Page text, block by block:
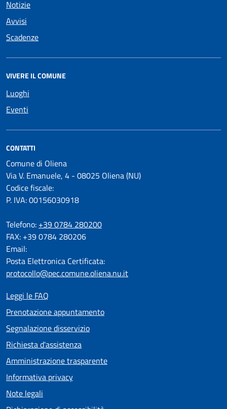
Notizie
Avvisi
Scadenze
VIVERE IL COMUNE
Luoghi
Eventi
CONTATTI
Comune di Oliena
Via V. Emanuele, 4 - 08025 Oliena (NU)
Codice fiscale:
P. IVA: 00156030918
Telefono: +39 0784 280200
FAX: +39 0784 280206
Email:
Posta Elettronica Certificata:
protocollo@pec.comune.oliena.nu.it
Leggi le FAQ
Prenotazione appuntamento
Segnalazione disservizio
Richiesta d'assistenza
Amministrazione trasparente
Informativa privacy
Note legali